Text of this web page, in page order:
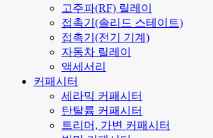
고주파(RF) 릴레이
접촉기(솔리드 스테이트)
접촉기(전기 기계)
자동차 릴레이
액세서리
커패시터
세라믹 커패시터
탄탈륨 커패시터
트리머, 가변 커패시터